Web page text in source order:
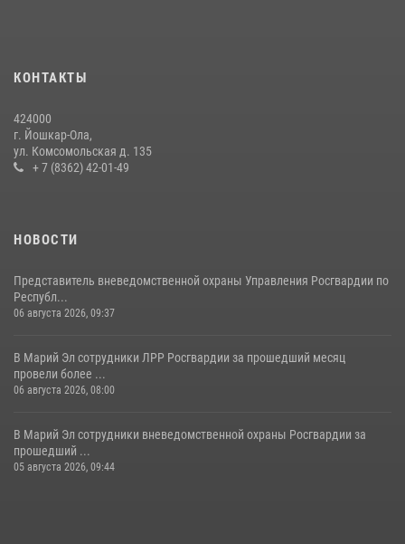
Росгвардейцы в Республике Марий Эл приняли участие в
08 июля 2026, 13:48
Управление Росгвардии по Республике Марий Эл приняло участие в
КОНТАКТЫ
424000
г. Йошкар-Ола,
ул. Комсомольская д. 135
+ 7 (8362) 42-01-49
НОВОСТИ
Представитель вневедомственной охраны Управления Росгвардии по
Республ...
06 августа 2026, 09:37
В Марий Эл сотрудники ЛРР Росгвардии за прошедший месяц
провели более ...
06 августа 2026, 08:00
В Марий Эл сотрудники вневедомственной охраны Росгвардии за
прошедший ...
05 августа 2026, 09:44